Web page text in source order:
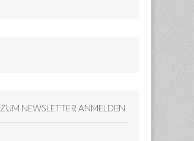
ZUM NEWSLETTER ANMELDEN